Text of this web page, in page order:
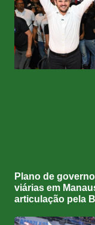
Plano de
viárias em
articulação pela